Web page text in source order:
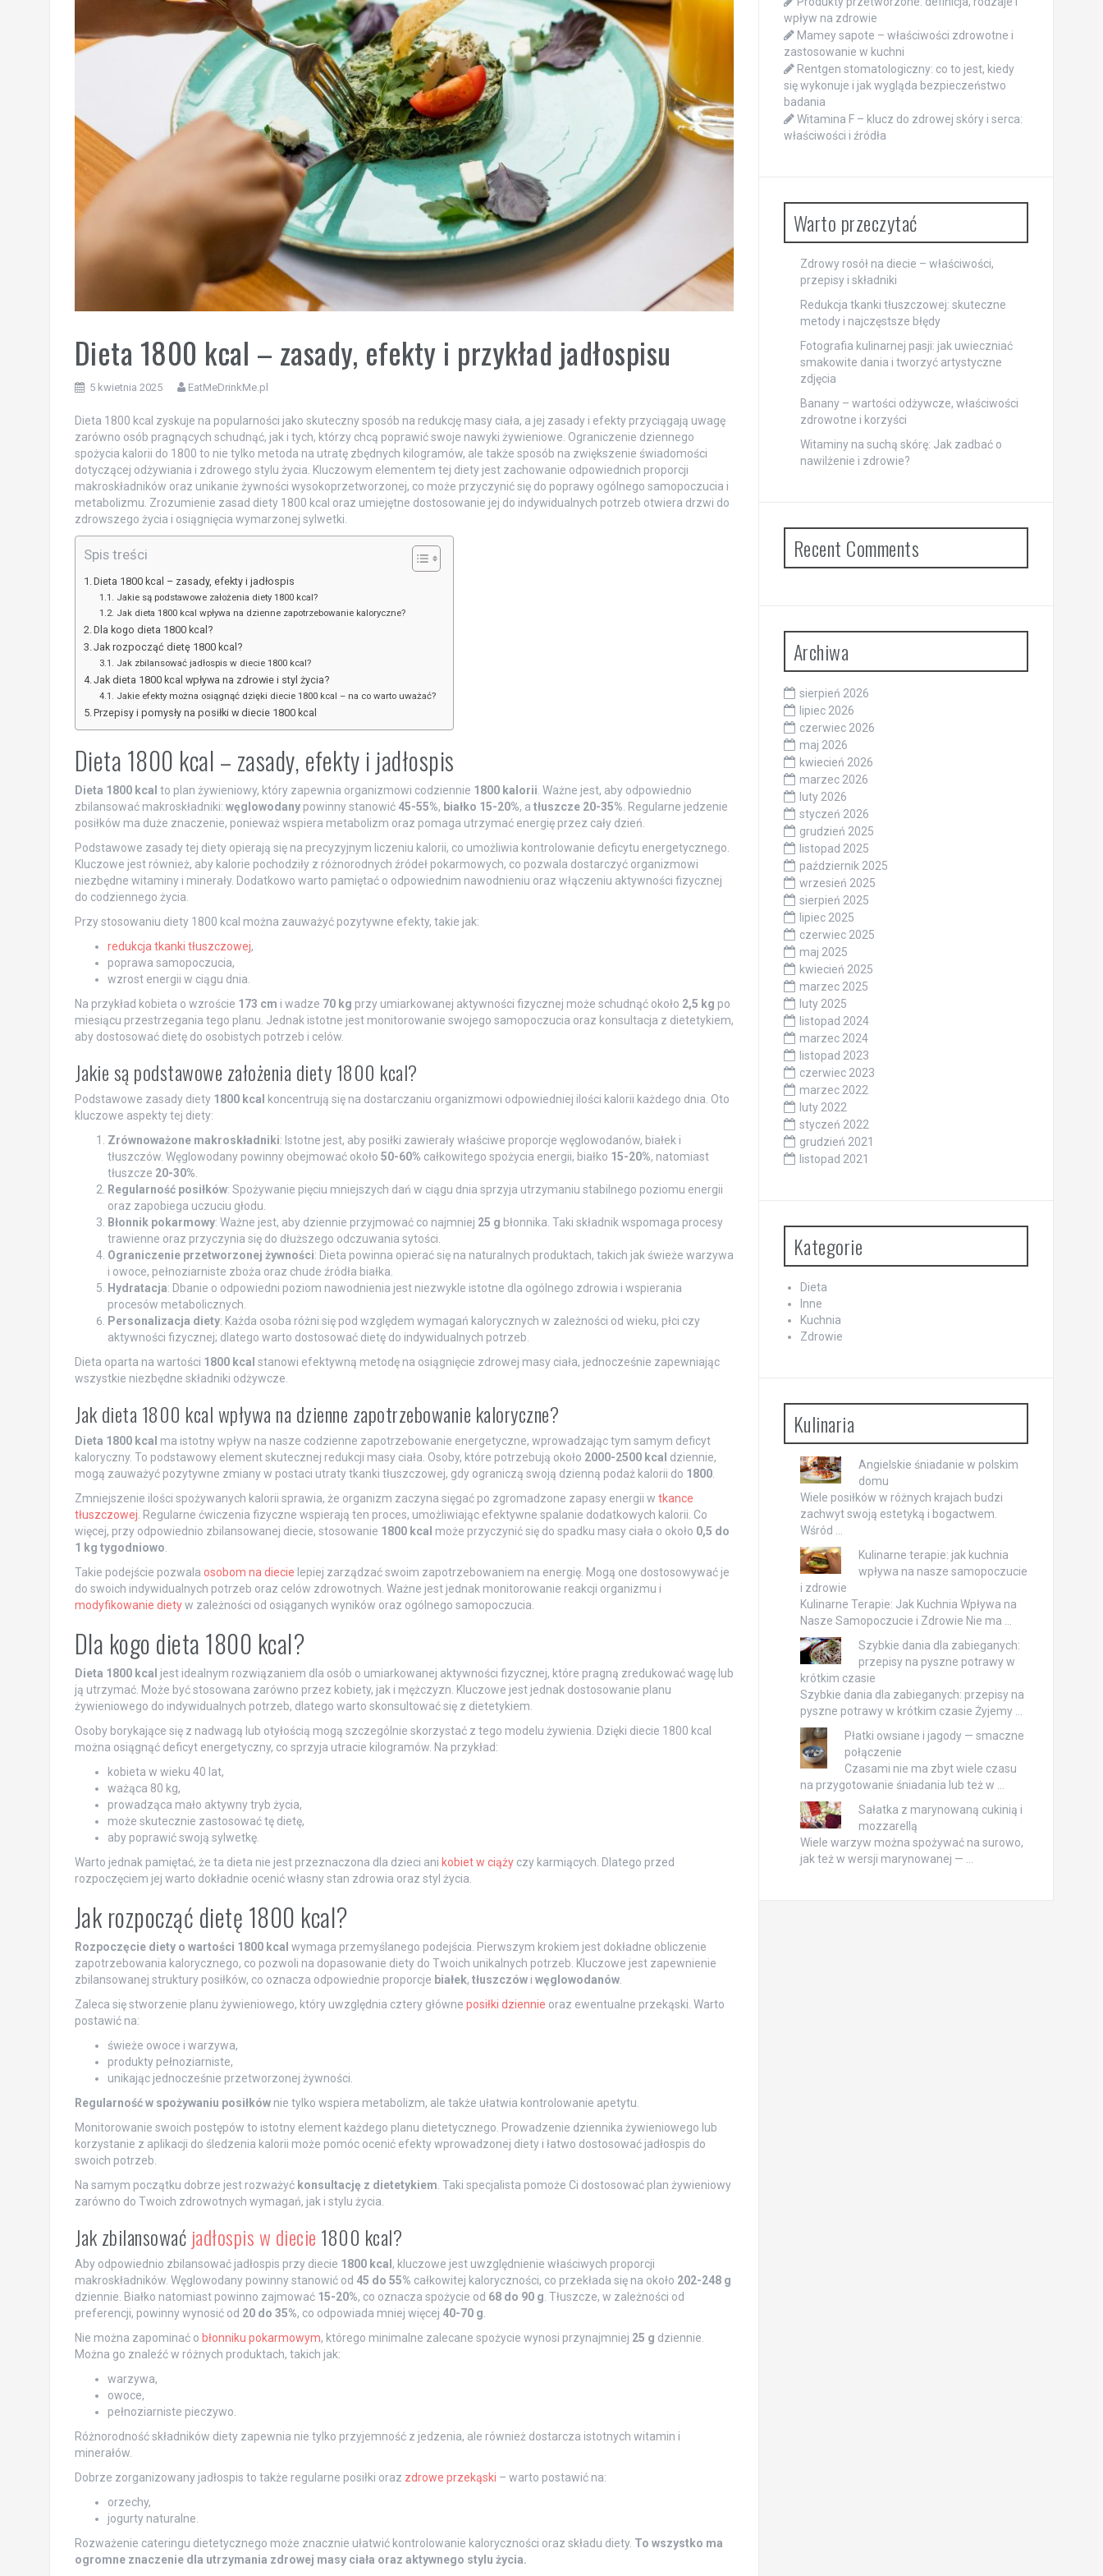
Dieta 1800 kcal – zasady, efekty i przykład jadłospisu
5 kwietnia 2025 EatMeDrinkMe.pl
Dieta 1800 kcal zyskuje na popularności jako skuteczny sposób na redukcję masy ciała, a jej zasady i efekty przyciągają uwagę
zarówno osób pragnących schudnąć, jak i tych, którzy chcą poprawić swoje nawyki żywieniowe. Ograniczenie dziennego
spożycia kalorii do 1800 to nie tylko metoda na utratę zbędnych kilogramów, ale także sposób na zwiększenie świadomości
dotyczącej odżywiania i zdrowego stylu życia. Kluczowym elementem tej diety jest zachowanie odpowiednich proporcji
makroskładników oraz unikanie żywności wysokoprzetworzonej, co może przyczynić się do poprawy ogólnego samopoczucia i
metabolizmu. Zrozumienie zasad diety 1800 kcal oraz umiejętne dostosowanie jej do indywidualnych potrzeb otwiera drzwi do
zdrowszego życia i osiągnięcia wymarzonej sylwetki.
Spis treści
Dieta 1800 kcal – zasady, efekty i jadłospis
Jakie są podstawowe założenia diety 1800 kcal?
Jak dieta 1800 kcal wpływa na dzienne zapotrzebowanie kaloryczne?
Dla kogo dieta 1800 kcal?
Jak rozpocząć dietę 1800 kcal?
Jak zbilansować jadłospis w diecie 1800 kcal?
Jak dieta 1800 kcal wpływa na zdrowie i styl życia?
Jakie efekty można osiągnąć dzięki diecie 1800 kcal – na co warto uważać?
Przepisy i pomysły na posiłki w diecie 1800 kcal
Dieta 1800 kcal – zasady, efekty i jadłospis
Dieta 1800 kcal to plan żywieniowy, który zapewnia organizmowi codziennie 1800 kalorii. Ważne jest, aby odpowiednio
zbilansować makroskładniki: węglowodanypowinny stanowić 45-55%, białko 15-20%, a tłuszcze 20-35%. Regularne jedzenie
posiłków ma duże znaczenie, ponieważ wspiera metabolizm oraz pomaga utrzymać energię przez cały dzień.
Podstawowe zasady tej diety opierają się na precyzyjnym liczeniu kalorii, co umożliwia kontrolowanie deficytu energetycznego.
Kluczowe jest również, aby kalorie pochodziły z różnorodnych źródeł pokarmowych, co pozwala dostarczyć organizmowi
niezbędne witaminy i minerały. Dodatkowo warto pamiętać o odpowiednim nawodnieniu oraz włączeniu aktywności fizycznej
do codziennego życia.
Przy stosowaniu diety 1800 kcal można zauważyć pozytywne efekty, takie jak:
redukcja tkanki tłuszczowej,
poprawa samopoczucia,
wzrost energii w ciągu dnia.
Na przykład kobieta o wzroście 173 cm i wadze 70 kg przy umiarkowanej aktywności fizycznej może schudnąć około 2,5 kg po
miesiącu przestrzegania tego planu. Jednak istotne jest monitorowanie swojego samopoczucia oraz konsultacja z dietetykiem,
aby dostosować dietę do osobistych potrzeb i celów.
Jakie są podstawowe założenia diety 1800 kcal?
Podstawowe zasady diety 1800 kcal
koncentrują się na dostarczaniu organizmowi odpowiedniej ilości kalorii każdego dnia. Oto
kluczowe aspekty tej diety:
Zrównoważone makroskładniki: Istotne jest, aby posiłki zawierały właściwe proporcje węglowodanów, białek i
tłuszczów. Węglowodany powinny obejmować około 50-60% całkowitego spożycia energii, białko 15-20%, natomiast
tłuszcze 20-30%.
Regularność posiłków: Spożywanie pięciu mniejszych dań w ciągu dnia sprzyja utrzymaniu stabilnego poziomu energii
oraz zapobiega uczuciu głodu.
Błonnik pokarmowy: Ważne jest, aby dziennie przyjmować co najmniej 25 g błonnika. Taki składnik wspomaga procesy
trawienne oraz przyczynia się do dłuższego odczuwania sytości.
Ograniczenie przetworzonej żywności: Dieta powinna opierać się na naturalnych produktach, takich jak świeże warzywa
i owoce, pełnoziarniste zboża oraz chude źródła białka.
Hydratacja: Dbanie o odpowiedni poziom nawodnienia jest niezwykle istotne dla ogólnego zdrowia i wspierania
procesów metabolicznych.
Personalizacja diety: Każda osoba różni się pod względem wymagań kalorycznych w zależności od wieku, płci czy
aktywności fizycznej; dlatego warto dostosować dietę do indywidualnych potrzeb.
Dieta oparta na wartości 1800 kcal stanowi efektywną metodę na osiągnięcie zdrowej masy ciała, jednocześnie zapewniając
wszystkie niezbędne składniki odżywcze.
Jak dieta 1800 kcal wpływa na dzienne zapotrzebowanie kaloryczne?
Dieta 1800 kcal ma istotny wpływ na nasze codzienne zapotrzebowanie energetyczne, wprowadzając tym samym deficyt
kaloryczny. To podstawowy element skutecznej redukcji masy ciała. Osoby, które potrzebują około 2000-2500 kcal dziennie,
mogą zauważyć pozytywne zmiany w postaci utraty tkanki tłuszczowej, gdy ograniczą swoją dzienną podaż kalorii do 1800.
Zmniejszenie ilości spożywanych kalorii sprawia, że organizm zaczyna sięgać po zgromadzone zapasy energii w tkance
tłuszczowej. Regularne ćwiczenia fizyczne wspierają ten proces, umożliwiając efektywne spalanie dodatkowych kalorii. Co
więcej, przy odpowiednio zbilansowanej diecie, stosowanie 1800 kcal może przyczynić się do spadku masy ciała o około 0,5 do
1 kg tygodniowo.
Takie podejście pozwala osobom na diecie lepiej zarządzać swoim zapotrzebowaniem na energię. Mogą one dostosowywać je
do swoich indywidualnych potrzeb oraz celów zdrowotnych. Ważne jest jednak monitorowanie reakcji organizmu i
modyfikowanie dietyw zależności od osiąganych wyników oraz ogólnego samopoczucia.
Dla kogo dieta 1800 kcal?
Dieta 1800 kcal jest idealnym rozwiązaniem dla osób o umiarkowanej aktywności fizycznej, które pragną zredukować wagę lub
ją utrzymać. Może być stosowana zarówno przez kobiety, jak i mężczyzn. Kluczowe jest jednak dostosowanie planu
żywieniowego do indywidualnych potrzeb, dlatego warto skonsultować się z dietetykiem.
Osoby borykające się z nadwagą lub otyłością mogą szczególnie skorzystać z tego modelu żywienia. Dzięki diecie 1800 kcal
można osiągnąć deficyt energetyczny, co sprzyja utracie kilogramów. Na przykład:
kobieta w wieku 40 lat,
ważąca 80 kg,
prowadząca mało aktywny tryb życia,
może skutecznie zastosować tę dietę,
aby poprawić swoją sylwetkę.
Warto jednak pamiętać, że ta dieta nie jest przeznaczona dla dzieci ani kobiet w ciążyczy karmiących. Dlatego przed
rozpoczęciem jej warto dokładnie ocenić własny stan zdrowia oraz styl życia.
Jak rozpocząć dietę 1800 kcal?
Rozpoczęcie diety o wartości 1800 kcal wymaga przemyślanego podejścia. Pierwszym krokiem jest dokładne obliczenie
zapotrzebowania kalorycznego, co pozwoli na dopasowanie diety do Twoich unikalnych potrzeb. Kluczowe jest zapewnienie
zbilansowanej struktury posiłków, co oznacza odpowiednie proporcje białek, tłuszczówi węglowodanów.
Zaleca się stworzenie planu żywieniowego, który uwzględnia cztery główne posiłki dziennie oraz ewentualne przekąski. Warto
postawić na:
świeże owoce i warzywa,
produkty pełnoziarniste,
unikając jednocześnie przetworzonej żywności.
Regularność w spożywaniu posiłkównie tylko wspiera metabolizm, ale także ułatwia kontrolowanie apetytu.
Monitorowanie swoich postępów to istotny element każdego planu dietetycznego. Prowadzenie dziennika żywieniowego lub
korzystanie z aplikacji do śledzenia kalorii może pomóc ocenić efekty wprowadzonej diety i łatwo dostosować jadłospis do
swoich potrzeb.
Na samym początku dobrze jest rozważyć konsultację z dietetykiem. Taki specjalista pomoże Ci dostosować plan żywieniowy
zarówno do Twoich zdrowotnych wymagań, jak i stylu życia.
Jak zbilansować jadłospis w diecie 1800 kcal?
Aby odpowiednio zbilansować jadłospis przy diecie 1800 kcal , kluczowe jest uwzględnienie właściwych proporcji
makroskładników. Węglowodany powinny stanowić od 45 do 55% całkowitej kaloryczności, co przekłada się na około 202-248 g
dziennie. Białko natomiast powinno zajmować 15-20%, co oznacza spożycie od 68 do 90 g. Tłuszcze, w zależności od
preferencji, powinny wynosić od 20 do 35%, co odpowiada mniej więcej 40-70 g.
Nie można zapominać o błonniku pokarmowym, którego minimalne zalecane spożycie wynosi przynajmniej 25 g dziennie.
Można go znaleźć w różnych produktach, takich jak:
warzywa,
owoce,
pełnoziarniste pieczywo.
Różnorodność składników diety zapewnia nie tylko przyjemność z jedzenia, ale również dostarcza istotnych witamin i
minerałów.
Dobrze zorganizowany jadłospis to także regularne posiłki oraz zdrowe przekąski – warto postawić na:
orzechy,
jogurty naturalne.
Rozważenie cateringu dietetycznego może znacznie ułatwić kontrolowanie kaloryczności oraz składu diety. To wszystko ma
ogromne znaczenie dla utrzymania zdrowej masy ciała oraz aktywnego stylu życia.
wpływ na zdrowie
Mamey sapote – właściwości zdrowotne i
zastosowanie w kuchni
Rentgen stomatologiczny: co to jest, kiedy
się wykonuje i jak wygląda bezpieczeństwo
badania
Witamina F – klucz do zdrowej skóry i serca:
właściwości i źródła
Warto przeczytać
Zdrowy rosół na diecie – właściwości,
przepisy i składniki
Redukcja tkanki tłuszczowej: skuteczne
metody i najczęstsze błędy
Fotografia kulinarnej pasji: jak uwieczniać
smakowite dania i tworzyć artystyczne
zdjęcia
Banany – wartości odżywcze, właściwości
zdrowotne i korzyści
Witaminy na suchą skórę: Jak zadbać o
nawilżenie i zdrowie?
Recent Comments
Archiwa
sierpień 2026
lipiec 2026
czerwiec 2026
maj 2026
kwiecień 2026
marzec 2026
luty 2026
styczeń 2026
grudzień 2025
listopad 2025
październik 2025
wrzesień 2025
sierpień 2025
lipiec 2025
czerwiec 2025
maj 2025
kwiecień 2025
marzec 2025
luty 2025
listopad 2024
marzec 2024
listopad 2023
czerwiec 2023
marzec 2022
luty 2022
styczeń 2022
grudzień 2021
listopad 2021
Kategorie
Dieta
Inne
Kuchnia
Zdrowie
Kulinaria
Angielskie śniadanie w polskim
domu
Wiele posiłków w różnych krajach budzi
zachwyt swoją estetyką i bogactwem.
Wśród …
Kulinarne terapie: jak kuchnia
wpływa na nasze samopoczucie
i zdrowie
Kulinarne Terapie: Jak Kuchnia Wpływa na
Nasze Samopoczucie i Zdrowie Nie ma …
Szybkie dania dla zabieganych:
przepisy na pyszne potrawy w
krótkim czasie
Szybkie dania dla zabieganych: przepisy na
pyszne potrawy w krótkim czasie Żyjemy …
Płatki owsiane i jagody — smaczne
połączenie
Czasami nie ma zbyt wiele czasu
na przygotowanie śniadania lub też w …
Sałatka z marynowaną cukinią i
mozzarellą
Wiele warzyw można spożywać na surowo,
jak też w wersji marynowanej — …